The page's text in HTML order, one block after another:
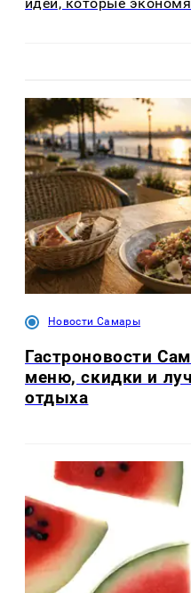
Новости Самары
Гастроновости
меню, скидки и
отдыха